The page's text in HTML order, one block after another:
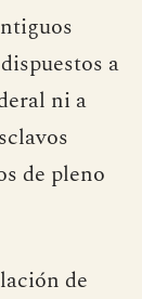
a
ni a
de pleno
de